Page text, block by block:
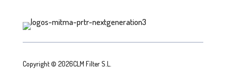
Copyright © 2026CLM Filter S.L.